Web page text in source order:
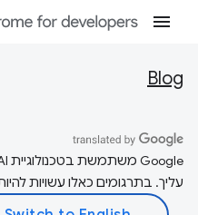
Blog
עליך. בתרגומים כאלו עשויות